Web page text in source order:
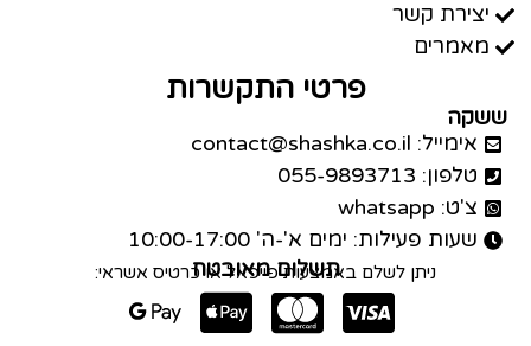
יצירת קשר
מאמרים
פרטי התקשרות
ששקה
אימייל: contact@shashka.co.il
טלפון: 055-9893713
צ'ט: whatsapp
שעות פעילות: ימים א'-ה' 10:00-17:00
תשלום מאובטח
ניתן לשלם באמצעות פייפאל או כרטיס אשראי: